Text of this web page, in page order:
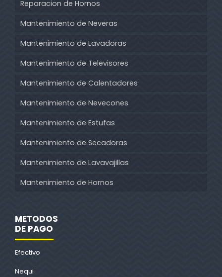
Reparacion de Hornos
Mantenimiento de Neveras
Mantenimiento de Lavadoras
Mantenimiento de Televisores
Mantenimiento de Calentadores
Mantenimiento de Nevecones
Mantenimiento de Estufas
Mantenimiento de Secadoras
Mantenimiento de Lavavajillas
Mantenimiento de Hornos
METODOS
DE PAGO
Efectivo
Nequi